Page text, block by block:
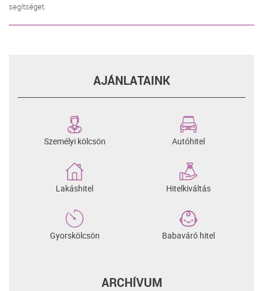
segítséget.
AJÁNLATAINK
Személyi kölcsön Autóhitel
Lakáshitel Hitelkiváltás
Gyorskölcsön Babaváró hitel
ARCHÍVUM